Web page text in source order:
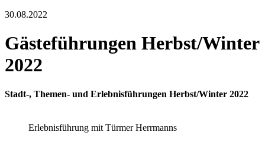
30.08.2022
Gästeführungen Herbst/Winter
2022
Stadt-, Themen- und Erlebnisführungen Herbst/Winter 2022
Erlebnisführung mit Türmer Herrmanns